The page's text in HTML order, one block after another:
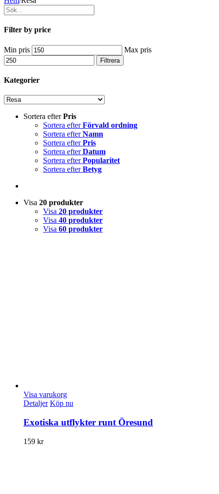
Filter by price
Min pris Max pris
Filtrera
Kategorier
Sortera efterPris
Sortera efterFörvald ordning
Sortera efterNamn
Sortera efterPris
Sortera efterDatum
Sortera efterPopularitet
Sortera efterBetyg
Visa 20 produkter
Visa 20 produkter
Visa 40 produkter
Visa 60 produkter
Visa varukorg
Detaljer Köp nu
Exotiska utflykter runt Öresund
159 kr